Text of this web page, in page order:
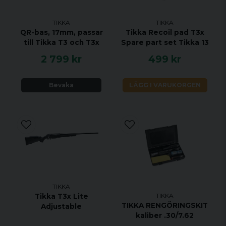
TIKKA
QR-bas, 17mm, passar
till Tikka T3 och T3x
2 799 kr
Bevaka
TIKKA
Tikka Recoil pad T3x
Spare part set Tikka 13
499 kr
LÄGG I VARUKORGEN
TIKKA
Tikka T3x Lite
Adjustable
TIKKA
TIKKA RENGÖRINGSKIT
kaliber .30/7.62
https://choose.tikka.fi/global/group/tikka/t3x-
hunter?
KALIBER 338 WIN MAG
TOTAL LÄNGD 1131 MM
PIPLÄNGD 620 MM
VRIDNINGSHASTIGHET 1:10"
UTLÖSARE ENSTEGS TRIGGER
MATERIAL SVART STÅL